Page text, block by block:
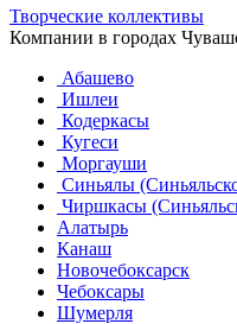
Творческие коллективы
Компании в городах
Абашево
Ишлеи
Кодеркасы
Кугеси
Моргауши
Синьялы
Чиршкасы
Алатырь
Канаш
Новочебоксарск
Чебоксары
Шумерля